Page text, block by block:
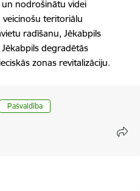
nodrošinātu videi
teritoriālu
radīšanu, Jēkabpils
degradētās
zonas revitalizāciju.
Pašvaldība